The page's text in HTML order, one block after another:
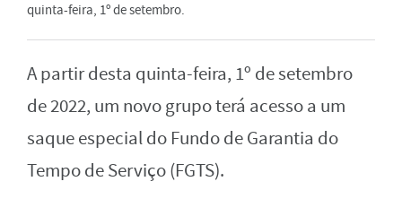
quinta-feira, 1º de setembro.
A partir desta quinta-feira, 1º de setembro
de 2022, um novo grupo terá acesso a um
saque especial do Fundo de Garantia do
Tempo de Serviço (FGTS).